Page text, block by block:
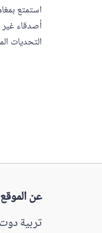
استمتع
أصدقاء غير
التحديات
عن الموقع
تربية